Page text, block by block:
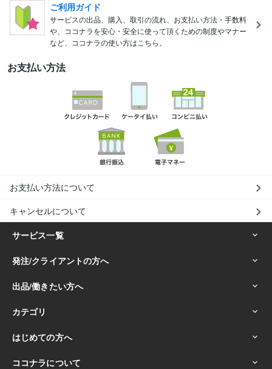
ご利用ガイド
サービスの出品、購入、取引の流れ、お支払い方法・手数料
や、ココナラを安心・安全に使って頂くための制度やマナー
など、ココナラの使い方はこちら。
お支払い方法
お支払い方法について
キャンセルについて